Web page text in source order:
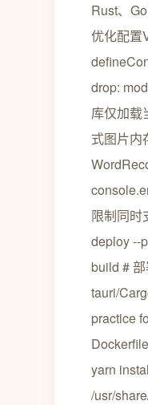
Rust、
优化配置
drop:
库仅加载
式图片内
限制同时
deploy --
build #
tauri/
practice
yarn
/usr/